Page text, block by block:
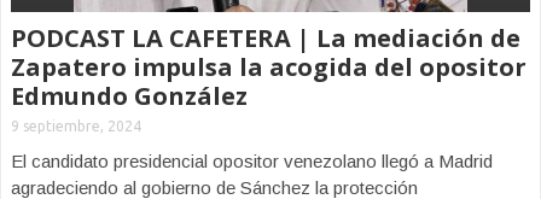
PODCAST LA CAFETERA | La mediación de
Zapatero impulsa la acogida del opositor
Edmundo González
9 septiembre, 2024
El candidato presidencial opositor venezolano llegó a Madrid
agradeciendo al gobierno de Sánchez la protección